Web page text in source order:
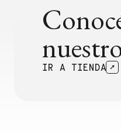
IR A TIENDA